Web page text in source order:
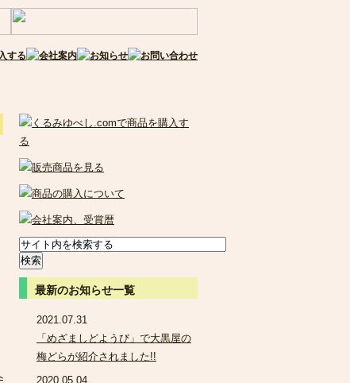
最新のお知らせ一覧
2021.07.31
「めざましどようび」で大黒屋の
梅どらが紹介されました!!
2020.05.04